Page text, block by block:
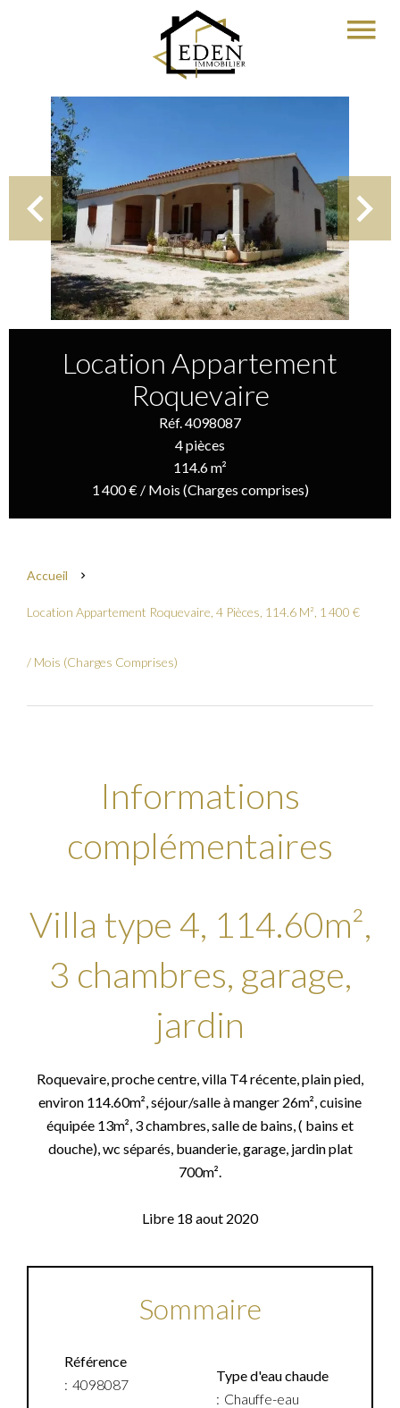
Location Appartement
Roquevaire
Réf. 4098087
4 pièces
114.6 m²
1 400 € / Mois (Charges comprises)
Accueil
Location Appartement Roquevaire, 4 Pièces, 114.6 M², 1 400 €
/ Mois (Charges Comprises)
Informations
complémentaires
Villa type 4, 114.60m²,
3 chambres, garage,
jardin
Roquevaire, proche centre, villa T4 récente, plain pied,
environ 114.60m², séjour/salle à manger 26m², cuisine
équipée 13m², 3 chambres, salle de bains, ( bains et
douche), wc séparés, buanderie, garage, jardin plat
700m².
Libre 18 aout 2020
Sommaire
Référence
4098087
Type d'eau chaude
Chauffe-eau